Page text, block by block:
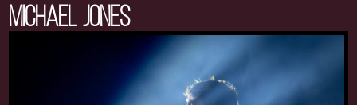
MICHAEL JONES